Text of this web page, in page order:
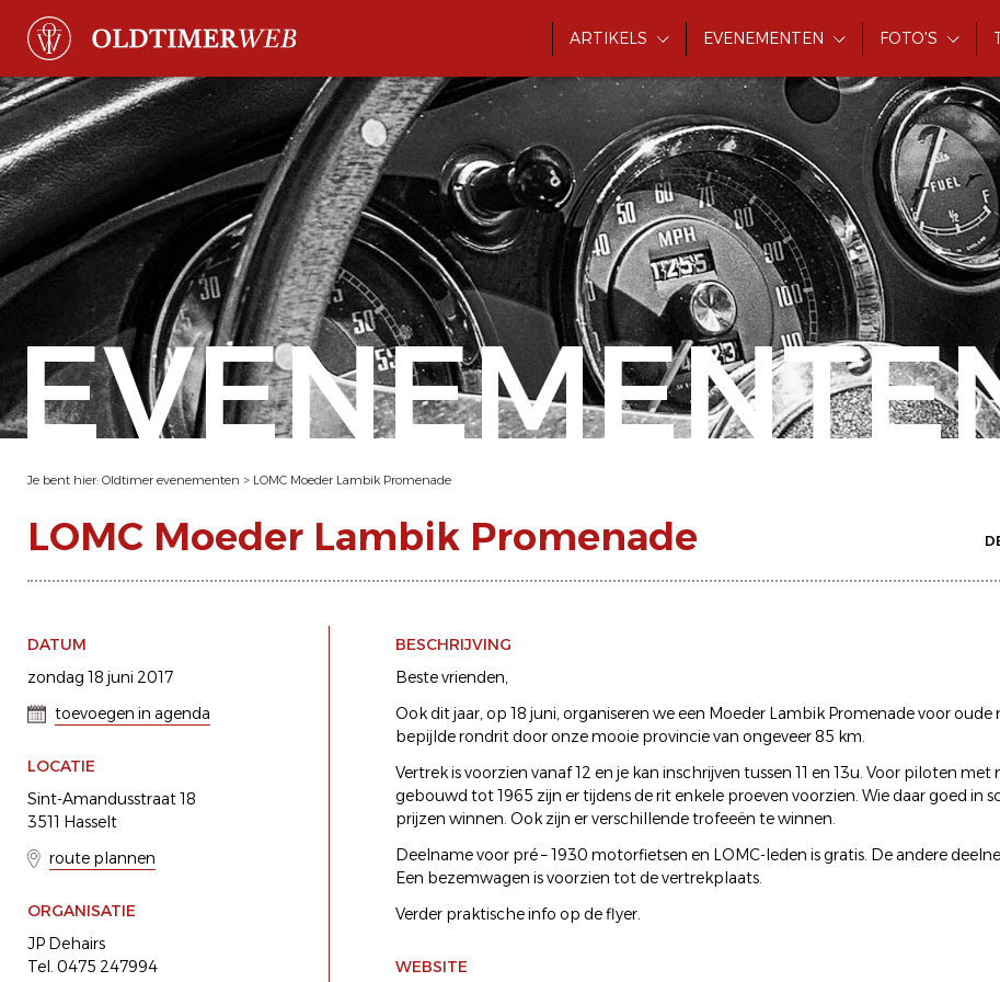
ARTIKELS EVENEMENTEN FOTO'S
Je bent hier: Oldtimer evenementen > LOMC Moeder Lambik Promenade
LOMC Moeder Lambik Promenade
DATUM
zondag 18 juni 2017
toevoegen in agenda
LOCATIE
Sint-Amandusstraat 18
3511 Hasselt
route plannen
ORGANISATIE
JP Dehairs
Tel. 0475 247994
BESCHRIJVING
Beste vrienden,
Ook dit jaar, op 18 juni, organiseren we een Moeder Lambik Promenade voor oude
bepijlde rondrit door onze mooie provincie van ongeveer 85 km.
Vertrek is voorzien vanaf 12 en je kan inschrijven tussen 11 en 13u. Voor piloten
gebouwd tot 1965 zijn er tijdens de rit enkele proeven voorzien. Wie daar goed in
prijzen winnen. Ook zijn er verschillende trofeeën te winnen.
Deelname voor pré – 1930 motorfietsen en LOMC-leden is gratis. De andere
Een bezemwagen is voorzien tot de vertrekplaats.
Verder praktische info op de flyer.
WEBSITE